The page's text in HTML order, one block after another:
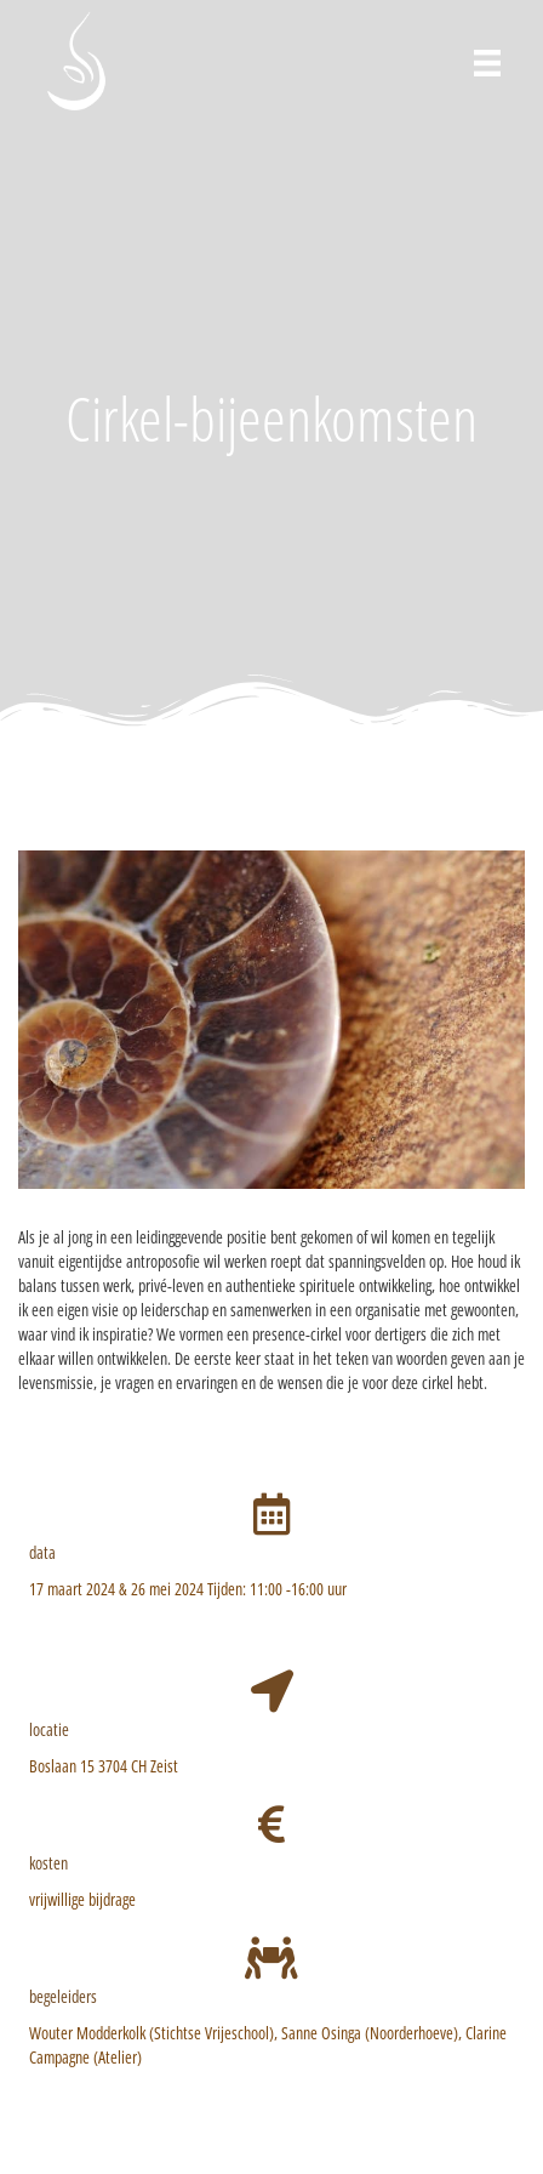
Cirkel-bijeenkomsten
Als je al jong in een leidinggevende positie bent gekomen of wil komen en tegelijk
vanuit eigentijdse antroposofie wil werken roept dat spanningsvelden op. Hoe houd ik
balans tussen werk, privé-leven en authentieke spirituele ontwikkeling, hoe ontwikkel
ik een eigen visie op leiderschap en samenwerken in een organisatie met gewoonten,
waar vind ik inspiratie? We vormen een presence-cirkel voor dertigers die zich met
elkaar willen ontwikkelen. De eerste keer staat in het teken van woorden geven aan je
levensmissie, je vragen en ervaringen en de wensen die je voor deze cirkel hebt.
data
17 maart 2024 & 26 mei 2024Tijden: 11:00 -16:00 uur
locatie
Boslaan 153704 CH Zeist
kosten
vrijwillige bijdrage
begeleiders
Wouter Modderkolk (Stichtse Vrijeschool), Sanne Osinga (Noorderhoeve), Clarine
Campagne (Atelier)